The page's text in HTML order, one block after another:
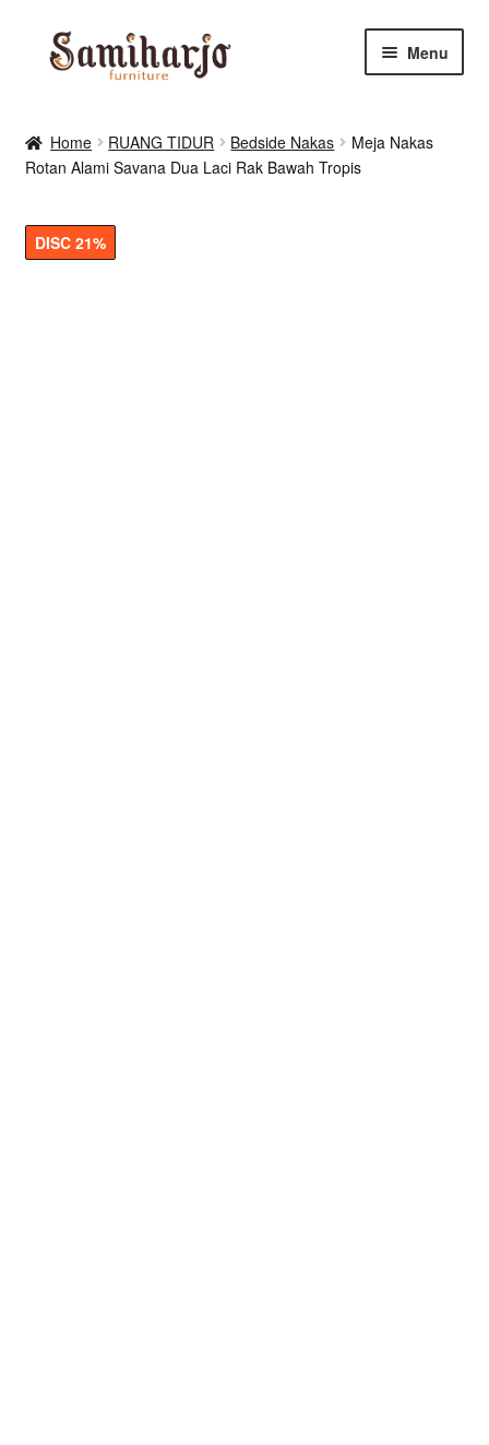
Skip
Skip
Menu
RUANG MAKAN & DAPUR
RUANG TIDUR
Home RUANG TIDUR Bedside Nakas
Meja Nakas
Rotan Alami Savana Dua Laci Rak Bawah Tropis
DISC 21%